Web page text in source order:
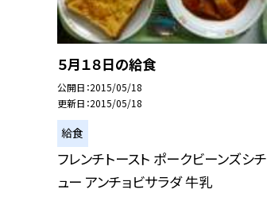
５月１８日の給食
公開日 2015/05/18
更新日 2015/05/18
給食
フレンチトースト ポークビーンズシチ
ュー アンチョビサラダ 牛乳